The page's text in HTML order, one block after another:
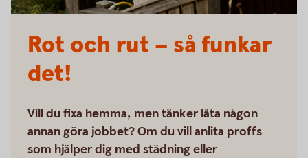
Rot och rut – så funkar
det!
Vill du fixa hemma, men tänker låta någon
annan göra jobbet? Om du vill anlita proffs
som hjälper dig med städning eller